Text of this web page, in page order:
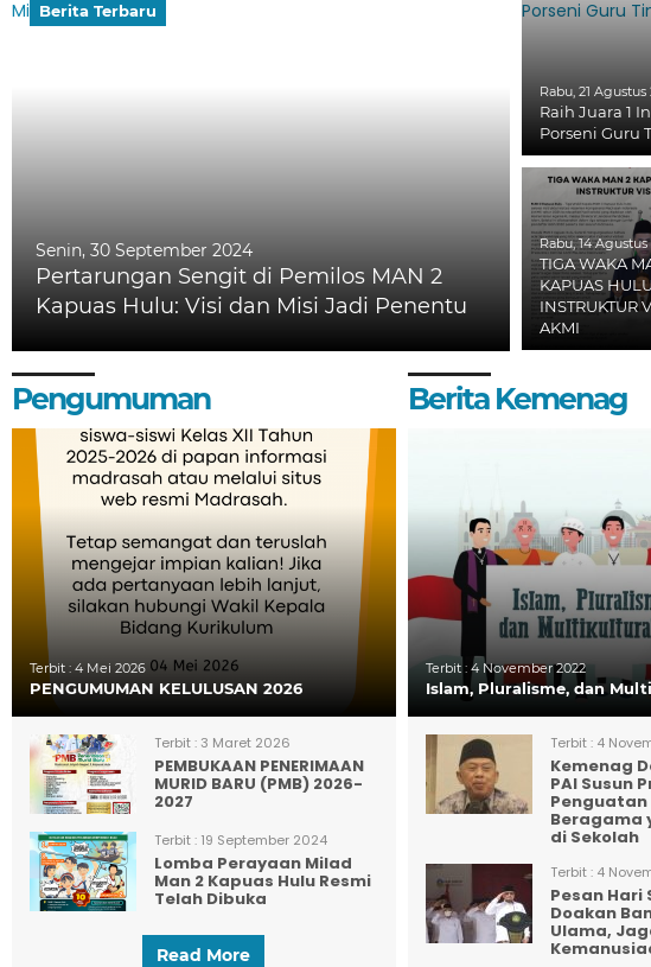
Berita Terbaru
Senin, 30 September 2024
Pertarungan Sengit di Pemilos MAN 2
Kapuas Hulu: Visi dan Misi Jadi Penentu
Rabu, 21 Agustus
Raih Juara 1
Porseni Guru
Rabu, 14 Agustus
TIGA WAKA
KAPUAS
INSTRUKTUR
AKMI
Pengumuman
Terbit : 4 Mei 2026
PENGUMUMAN KELULUSAN 2026
Terbit : 3 Maret 2026
PEMBUKAAN PENERIMAAN
MURID BARU (PMB) 2026-
2027
Terbit : 19 September 2024
Lomba Perayaan Milad
Man 2 Kapuas Hulu Resmi
Telah Dibuka
Read More
Berita Kemenag
Terbit :4 November 2022
Islam, Pluralisme, dan
Terbit :4
Kemenag
PAI Susun
Beragama
di Sekolah
Terbit :4
Pesan Hari
Doakan
Ulama,